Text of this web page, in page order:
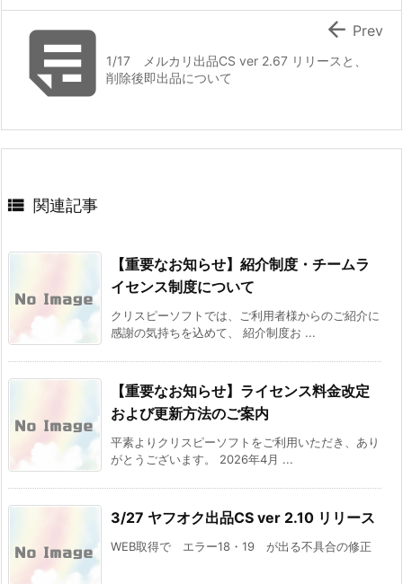
1/17 メルカリ出品CS ver 2.67 リリースと、
削除後即出品について
 Prev
 関連記事
【重要なお知らせ】紹介制度・チームラ
イセンス制度について
クリスピーソフトでは、ご利用者様からのご紹介に
感謝の気持ちを込めて、 紹介制度お ...
【重要なお知らせ】ライセンス料金改定
および更新方法のご案内
平素よりクリスピーソフトをご利用いただき、あり
がとうございます。 2026年4月 ...
3/27 ヤフオク出品CS ver 2.10 リリース
WEB取得で エラー18・19 が出る不具合の修正